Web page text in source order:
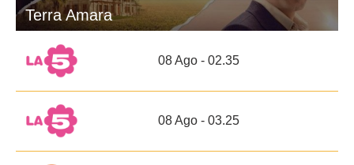
Terra Amara
08 Ago - 02.35
08 Ago - 03.25